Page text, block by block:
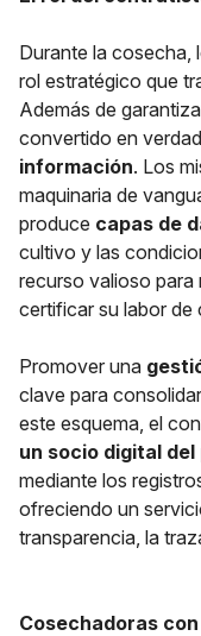
Durante la cosecha,
rol estratégico que
Además de
convertido en
información. Los
maquinaria de
produce capas de
cultivo y las
recurso valioso para
certificar su labor de
Promover una
clave para
este esquema, el
un socio digital
mediante los
ofreciendo un
transparencia, la
Cosechadoras